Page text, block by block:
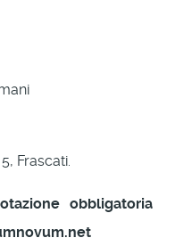
Frascati.
obbligatoria